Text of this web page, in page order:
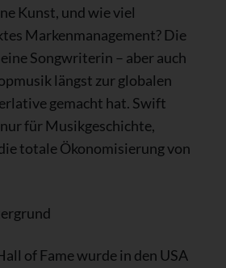
Kunst, und wie viel
Markenmanagement? Die
Songwriterin – aber auch
längst zur globalen
gemacht hat. Swift
für Musikgeschichte,
totale Ökonomisierung von
of Fame wurde in den USA